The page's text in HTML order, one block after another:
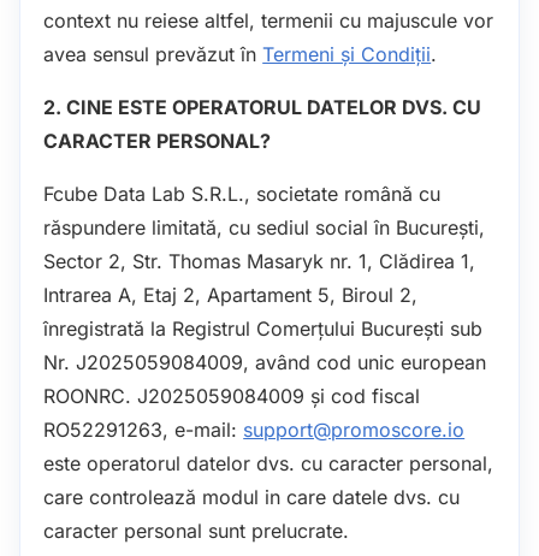
context nu reiese altfel, termenii cu majuscule vor
avea sensul prevăzut înTermeni și Condiții.
2. CINE ESTE OPERATORUL DATELOR DVS. CU
CARACTER PERSONAL?
Fcube Data Lab S.R.L., societate română cu
răspundere limitată, cu sediul social în București,
Sector 2, Str. Thomas Masaryk nr. 1, Clădirea 1,
Intrarea A, Etaj 2, Apartament 5, Biroul 2,
înregistrată la Registrul Comerțului București sub
Nr. J2025059084009, având cod unic european
ROONRC. J2025059084009 și cod fiscal
RO52291263, e-mail: support@promoscore.io
este operatorul datelor dvs. cu caracter personal,
care controlează modul in care datele dvs. cu
caracter personal sunt prelucrate.